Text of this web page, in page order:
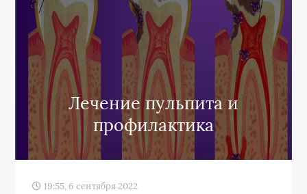
Лечение пульпита и
профилактика
19:55, 6 сентября 2022